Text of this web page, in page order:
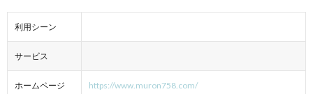
利用シーン
サービス
ホームページ https://www.muron758.com/